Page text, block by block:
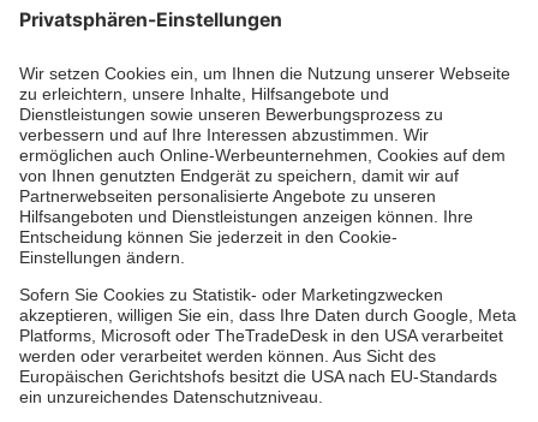
Die Johanniter GmbH führt das Spendenzertifikat
des Deutschen Spendenrats e.V.
Dienste & Leistungen
Mitarbeiten & Lernen